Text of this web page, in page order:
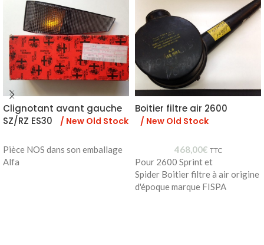
Clignotant avant gauche
SZ/RZ ES30
/ New Old Stock
Pièce NOS dans son emballage
Alfa
Boitier filtre air 2600
/ New Old Stock
468,00€ TTC
Pour 2600 Sprint et
Spider Boitier filtre à air origine
d'époque marque FISPA